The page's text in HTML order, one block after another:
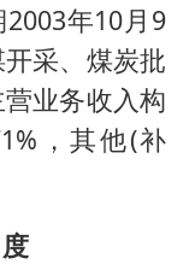
CIA被曝已秘密设立古巴工作组
曝韩足协曾为外籍裁判安排性招待
萧敬腾：不忍心让妻子承受生育的苦
干挑大梁
年10月9
采、煤炭批
业务收入构
，其他(补